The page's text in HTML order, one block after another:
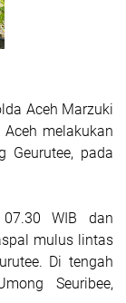
Aceh Marzuki
melakukan
Geurutee, pada
WIB dan
mulus lintas
Di tengah
Seuribee,